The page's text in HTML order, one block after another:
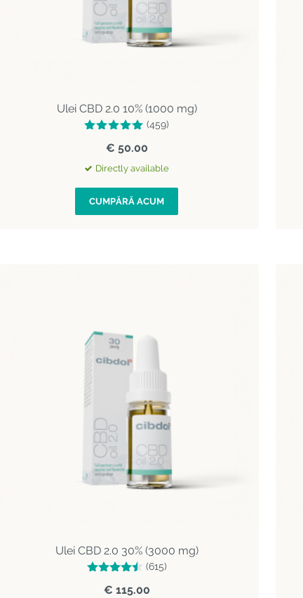
Ulei CBD 2.0 10% (1000 mg)
(459)
€ 50.00
Directly available
CUMPĂRĂ ACUM
Ulei CBD 2.0 30% (3000 mg)
(615)
€ 115.00